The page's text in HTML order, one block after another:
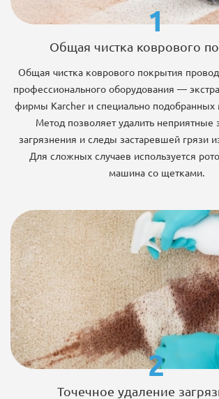
1
Общая чистка коврового
Общая чистка коврового покрытия
профессионального оборудования —
фирмы Karcher и специально
Метод позволяет удалить неприятные
загрязнения и следы застаревшей грязи
Для сложных случаев используется
машина со щетками.
2
Точечное удаление